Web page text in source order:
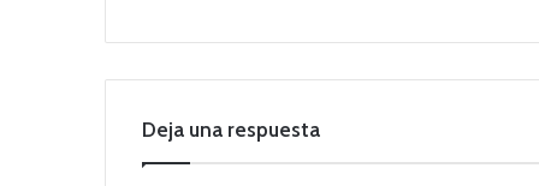
Deja una respuesta